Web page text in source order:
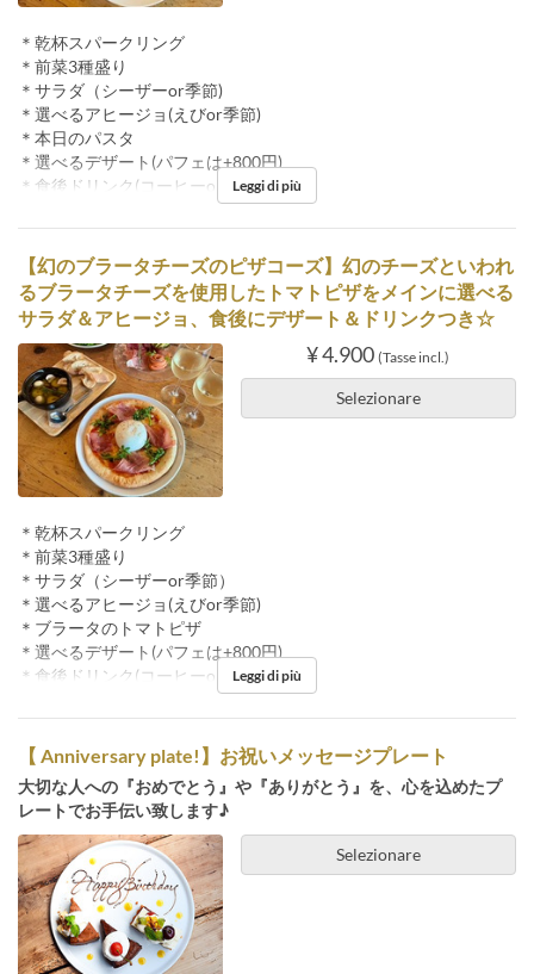
＊乾杯スパークリング
＊前菜3種盛り
＊サラダ（シーザーor季節)
＊選べるアヒージョ(えびor季節)
＊本日のパスタ
＊選べるデザート(パフェは+800円)
＊食後ドリンク(コーヒーor紅茶)Leggi di più
【幻のブラータチーズのピザコーズ】幻のチーズといわれ
るブラータチーズを使用したトマトピザをメインに選べる
サラダ＆アヒージョ、食後にデザート＆ドリンクつき☆
¥ 4.900 (Tasse incl.)
Selezionare
＊乾杯スパークリング
＊前菜3種盛り
＊サラダ（シーザーor季節）
＊選べるアヒージョ(えびor季節)
＊ブラータのトマトピザ
＊選べるデザート(パフェは+800円)
＊食後ドリンク(コーヒーor紅茶)Leggi di più
【 Anniversary plate!】お祝いメッセージプレート
大切な人への『おめでとう』や『ありがとう』を、心を込めたプ
レートでお手伝い致します♪
Selezionare